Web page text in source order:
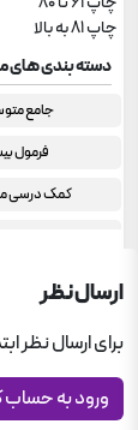
چاپ 81 به بالا
دسته بندی
جامع
فرمول
کمک درسی
مطالعاتارسال نظر
برای ارسال نظر
ورود به حساب